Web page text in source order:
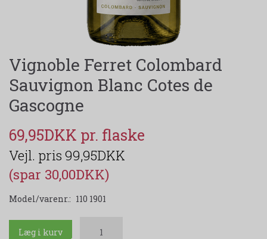
Vignoble Ferret Colombard
Sauvignon Blanc Cotes de
Gascogne
69,95DKK
99,95DKK
(spar 30,00DKK)
Model/varenr.: 110 1901
Læg i kurv